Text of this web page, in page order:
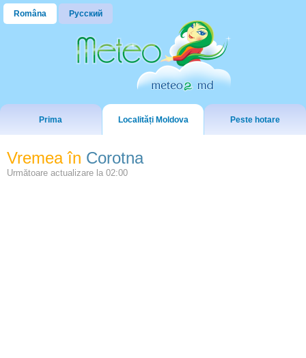
Româna Русский
Prima Localități Moldova Peste hotare
Vremea în Corotna
Următoare actualizare la 02:00